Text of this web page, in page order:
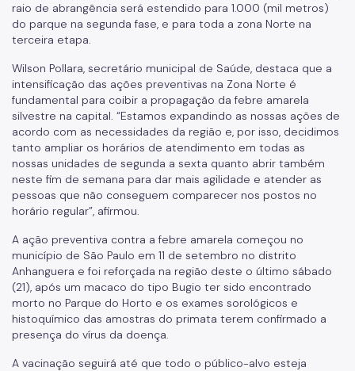
raio de abrangência será estendido para 1.000 (mil metros)
do parque na segunda fase, e para toda a zona Norte na
terceira etapa.
Wilson Pollara, secretário municipal de Saúde, destaca que a
intensificação das ações preventivas na Zona Norte é
fundamental para coibir a propagação da febre amarela
silvestre na capital. “Estamos expandindo as nossas ações de
acordo com as necessidades da região e, por isso, decidimos
tanto ampliar os horários de atendimento em todas as
nossas unidades de segunda a sexta quanto abrir também
neste fim de semana para dar mais agilidade e atender as
pessoas que não conseguem comparecer nos postos no
horário regular”, afirmou.
A ação preventiva contra a febre amarela começou no
município de São Paulo em 11 de setembro no distrito
Anhanguera e foi reforçada na região deste o último sábado
(21), após um macaco do tipo Bugio ter sido encontrado
morto no Parque do Horto e os exames sorológicos e
histoquímico das amostras do primata terem confirmado a
presença do vírus da doença.
A vacinação seguirá até que todo o público-alvo esteja